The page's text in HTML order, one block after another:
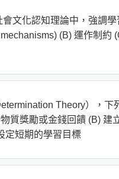
文化認知理論中，強調
(B) 運作制約
Theory），
質獎勵或金錢回饋 (B)
定短期的學習目標